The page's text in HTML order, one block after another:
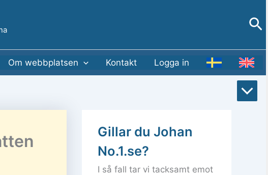
Om webbplatsen Kontakt Logga in
Gillar du Johan
No.1.se?
I så fall tar vi tacksamt emot